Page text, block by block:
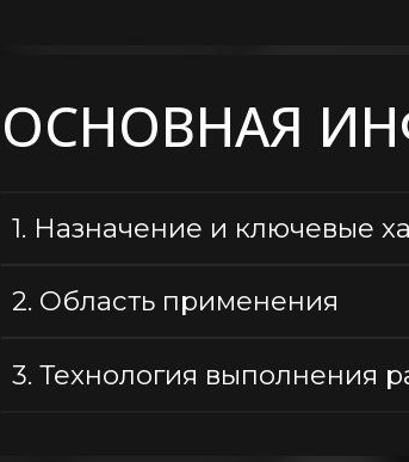
Сантехника,
водопровод,
ОСНОВНАЯ
1. Назначение и ключевые
2. Область применения
3.Технология выполнения